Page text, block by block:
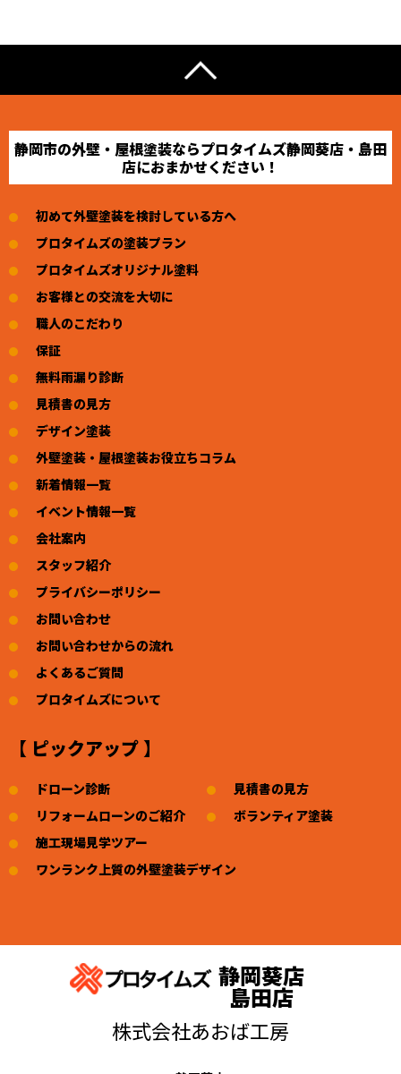
静岡市の外壁・屋根塗装ならプロタイムズ静岡葵店・島田
店におまかせください！
初めて外壁塗装を検討している方へ
プロタイムズの塗装プラン
プロタイムズオリジナル塗料
お客様との交流を大切に
職人のこだわり
保証
無料雨漏り診断
見積書の見方
デザイン塗装
外壁塗装・屋根塗装お役立ちコラム
新着情報一覧
イベント情報一覧
会社案内
スタッフ紹介
プライバシーポリシー
お問い合わせ
お問い合わせからの流れ
よくあるご質問
プロタイムズについて
【 ピックアップ 】
ドローン診断
リフォームローンのご紹介
見積書の見方
ボランティア塗装
施工現場見学ツアー
ワンランク上質の外壁塗装デザイン
静岡葵店
島田店
株式会社あおば工房